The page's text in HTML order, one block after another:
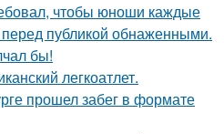
чтобы юноши каждые
публикой обнаженными.
бы!
легкоатлет.
прошел забег в формате